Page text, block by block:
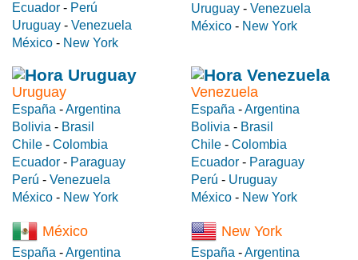
Ecuador - Perú
Uruguay - Venezuela
México - New York
Uruguay - Venezuela
México - New York
Uruguay
España -Argentina
Bolivia - Brasil
Chile - Colombia
Ecuador - Paraguay
Perú - Venezuela
México - New York
Venezuela
España -Argentina
Bolivia - Brasil
Chile - Colombia
Ecuador - Paraguay
Perú - Uruguay
México - New York
México
España -Argentina
New York
España -Argentina